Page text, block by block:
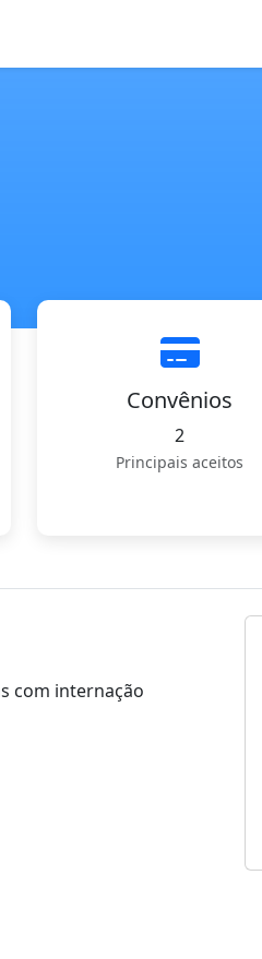
Convênios
2
Principais aceitos
com internação